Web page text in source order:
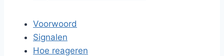
Voorwoord
Signalen
Hoe reageren